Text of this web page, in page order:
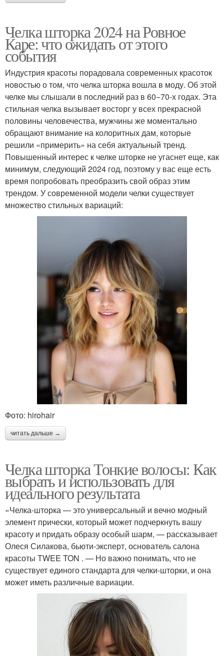
Челка шторка 2024 на Ровное
Каре: что ожидать от этого
события
Индустрия красоты порадовала современных красоток
новостью о том, что челка шторка вошла в моду. Об этой
челке мы слышали в последний раз в 60−70-х годах. Эта
стильная челка вызывает восторг у всех прекрасной
половины человечества, мужчины же моментально
обращают внимание на колоритных дам, которые
решили «примерить» на себя актуальный тренд.
Повышенный интерес к челке шторке не угаснет еще, как
минимум, следующий 2024 год, поэтому у вас еще есть
время попробовать преобразить свой образ этим
трендом. У современной модели челки существует
множество стильных вариаций:
Фото: hirohair
читать дальше →
Челка шторка Тонкие волосы: Как
выбрать и использовать для
идеального результата
«Челка-шторка — это универсальный и вечно модный
элемент прически, который может подчеркнуть вашу
красоту и придать образу особый шарм, — рассказывает
Олеся Силакова, бьюти-эксперт, основатель салона
красоты TWEE TON . — Но важно понимать, что не
существует единого стандарта для челки-шторки, и она
может иметь различные вариации.